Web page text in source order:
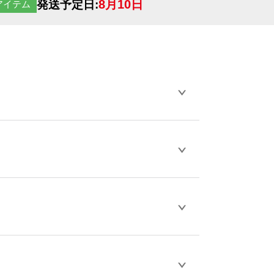
イテム 発送予定日:8月10日
可能です。
い画像はエラーになります。（※
して下さい）